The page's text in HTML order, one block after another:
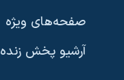
زبانهای مختلف
صفحه‌های ویژه
آرشیو پخش زنده